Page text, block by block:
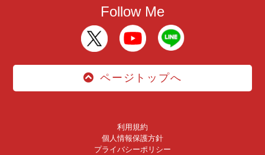
Follow Me
ページトップへ
利用規約
個人情報保護方針
プライバシーポリシー